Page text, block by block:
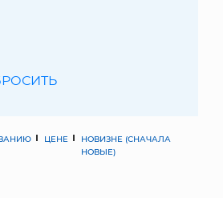
ИГРУШКИ
ЦЕНЕ
НОВИЗНЕ (СНАЧАЛА
НОВЫЕ)